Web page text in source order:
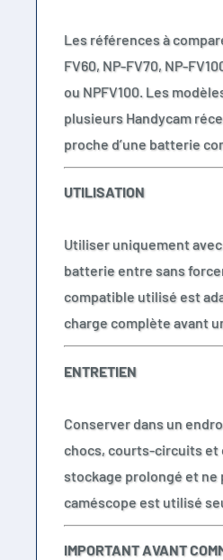
Les références à
FV60, NP-FV70, NP-
ou NPFV100. Les
plusieurs Handycam
proche d’une batterie
UTILISATION
Utiliser uniquement
batterie entre sans
compatible utilisé est
charge complète avant
ENTRETIEN
Conserver dans un
chocs, courts-circuits et
stockage prolongé et
caméscope est utilisé
IMPORTANT AVANT